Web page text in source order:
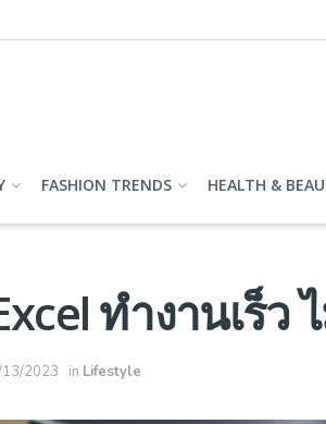
FASHION TRENDS HEALTH &
ทำงานเร็ว
13/2023 in Lifestyle